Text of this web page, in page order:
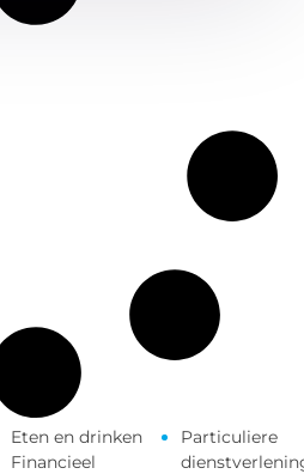
Eten en drinken
Financieel
Particuliere